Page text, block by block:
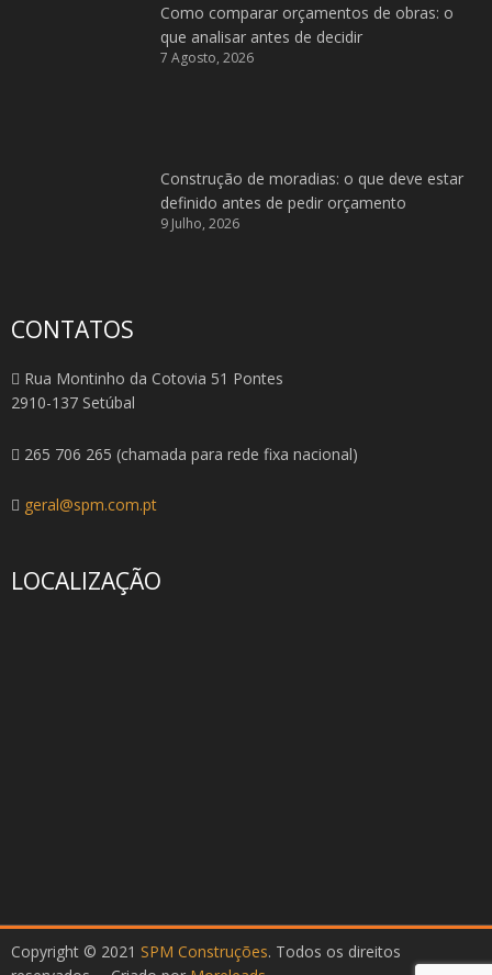
Como comparar orçamentos de obras: o
que analisar antes de decidir
7 Agosto, 2026
Construção de moradias: o que deve estar
definido antes de pedir orçamento
9 Julho, 2026
CONTATOS
Rua Montinho da Cotovia 51 Pontes
2910-137 Setúbal
265 706 265 (chamada para rede fixa nacional)
geral@spm.com.pt
LOCALIZAÇÃO
Copyright © 2021 SPM Construções. Todos os direitos